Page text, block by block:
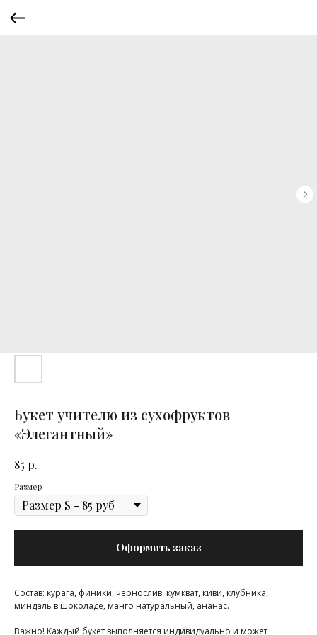
Букет учителю из сухофруктов
«Элегантный»
85 р.
Размер
Оформить заказ
Состав: курага, финики, чернослив, кумкват, киви, клубника,
миндаль в шоколаде, манго натуральный, ананас.
Важно! Каждый букет выполняется индивидуально и может